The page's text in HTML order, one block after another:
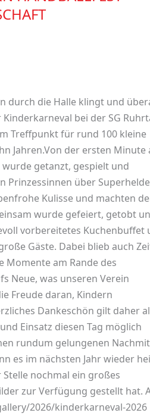
durch die Halle klingt und
bei der SG
Treffpunkt für rund 100 kleine
Jahren.Von der ersten Minute
getanzt, gespielt und
Prinzessinnen über
Kulisse und machten
wurde gefeiert, getobt
vorbereitetes Kuchenbuffet
Gäste. Dabei blieb auch
Momente am Rande des
Neue, was unseren Verein
Freude daran, Kindern
Dankeschön gilt daher
Einsatz diesen Tag möglich
rundum gelungenen
es im nächsten Jahr wieder
nochmal ein großes
zur Verfügung gestellt hat.
2026/kinderkarneval-2026